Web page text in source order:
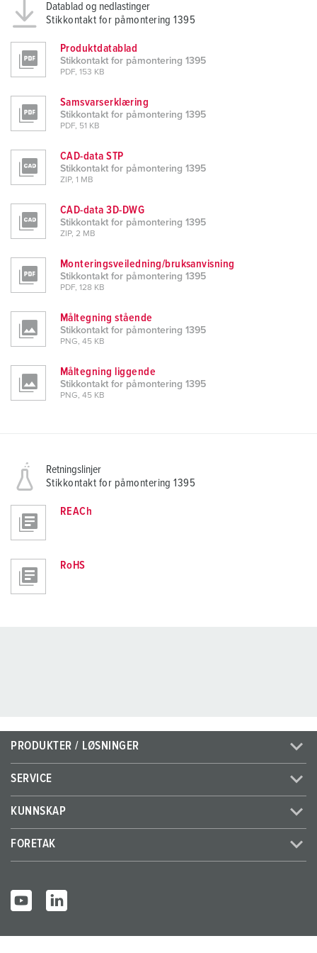
Datablad og nedlastinger
Stikkontakt for påmontering 1395
Produktdatablad
Stikkontakt for påmontering 1395
PDF, 153 KB
Samsvarserklæring
Stikkontakt for påmontering 1395
PDF, 51 KB
CAD-data STP
Stikkontakt for påmontering 1395
ZIP, 1 MB
CAD-data 3D-DWG
Stikkontakt for påmontering 1395
ZIP, 2 MB
Monteringsveiledning/bruksanvisning
Stikkontakt for påmontering 1395
PDF, 128 KB
Måltegning stående
Stikkontakt for påmontering 1395
PNG, 45 KB
Måltegning liggende
Stikkontakt for påmontering 1395
PNG, 45 KB
Retningslinjer
Stikkontakt for påmontering 1395
REACh
RoHS
PRODUKTER / LØSNINGER
SERVICE
KUNNSKAP
FORETAK